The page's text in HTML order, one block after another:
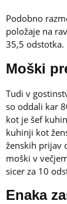
Podobno
položaje na
35,5 odstotka.
Moški
Tudi v
so oddali kar
kot je šef
kuhinji kot
ženskih prijav
moški v
sicer za 10
Enaka